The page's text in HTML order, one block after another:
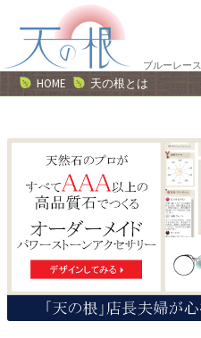
ー
シ
ン
ン
ツ
ス
ブルーレー
HOME 天の根とは
ブレスレット
ネックレス
リング
誕生石で選ぶ
干支石で選ぶ
石の名前で選ぶ